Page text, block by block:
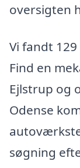
oversigten
Vi fandt
Find en
Ejlstrup og
Odense
søgning